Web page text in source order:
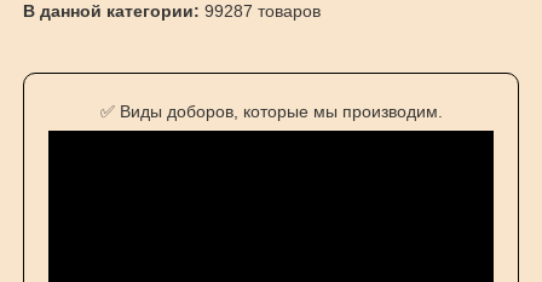
В данной категории: 99287 товаров
✅ Виды доборов, которые мы производим.